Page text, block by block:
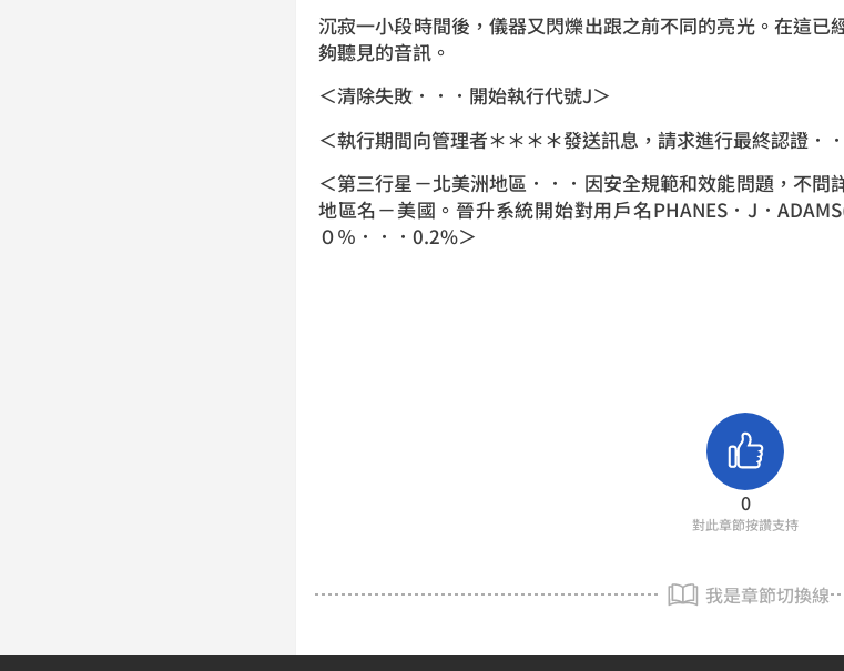
沉寂一小段時間後，儀器又閃爍出跟之前不同的亮光。在這已
夠聽見的音訊。
＜清除失敗．．．開始執行代號J＞
＜執行期間向管理者＊＊＊＊發送訊息，請求進行最終認證．
＜第三行星－北美洲地區．．．因安全規範和效能問題，不問
地區名－美國。晉升系統開始對用戶名PHANES．J．
０％．．．0.2%＞
0
對此章節按讚支持
我是章節切換線